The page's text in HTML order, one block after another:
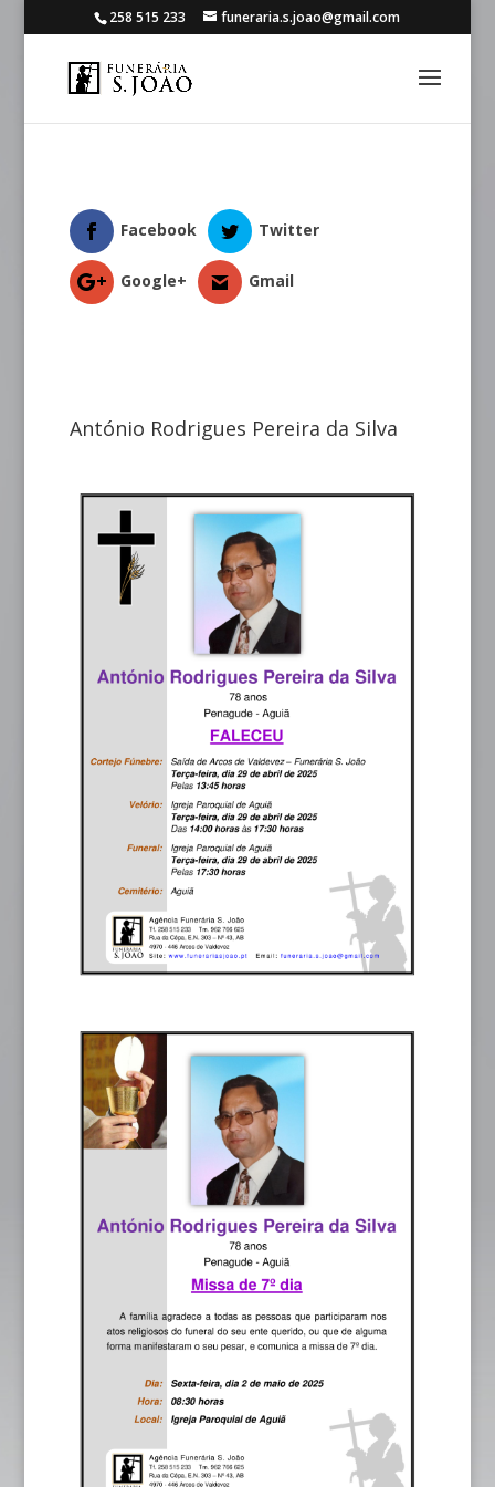
258 515 233 funeraria.s.joao@gmail.com
Facebook Twitter
Google+ Gmail
António Rodrigues Pereira da Silva